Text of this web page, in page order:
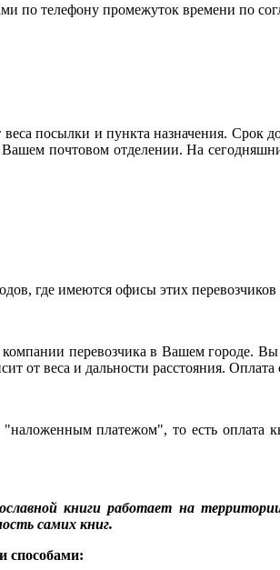
по телефону промежуток времени по
посылки и пункта назначения. Срок
почтовом отделении. На
где имеются офисы этих
компании перевозчика в Вашем городе.
от веса и дальности расстояния.
платежом", то есть оплата
книги работает на
самих книг.
способами: